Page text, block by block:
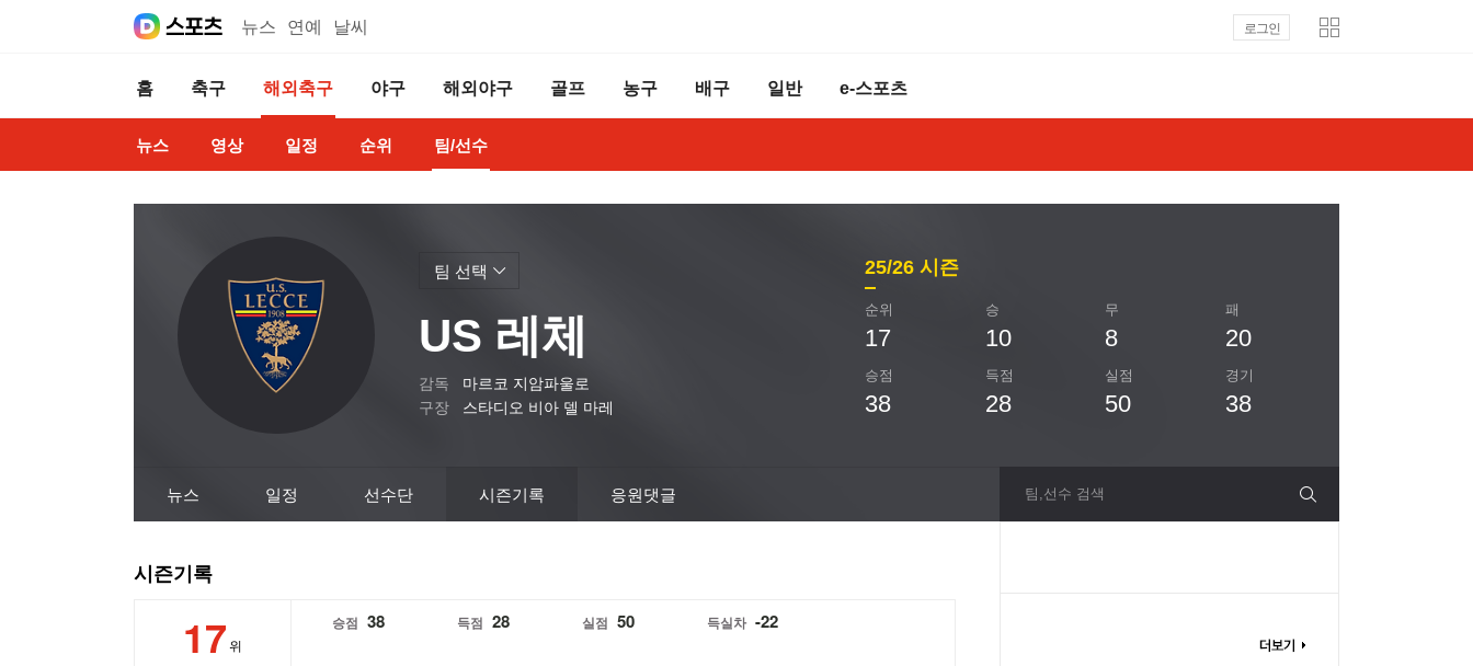
뉴스 연예 날씨 로그인
홈 축구 해외축구 야구 해외야구 골프 농구 배구 일반 e-스포츠
뉴스 영상 일정 순위 팀/선수
US 레체
감독
마르코 지암파울로
구장
스타디오 비아 델 마레
25/26 시즌
순위
17
승
10
무
8
패
20
승점
38
득점
28
실점
50
경기
38
팀 선택
팀,선수 검색
뉴스 일정 선수단 시즌기록 응원댓글
시즌기록
17 위
승점 38 득점 28 실점 50 득실차 -22